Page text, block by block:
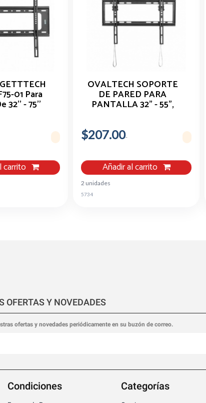
01 Para
32'' - 75''
carrito
OVALTECH SOPORTE
DE PARED PARA
PANTALLA 32" - 55",
$207.00
Añadir al carrito
2 unidades
5734
OFERTAS Y NOVEDADES
ofertas y novedades periódicamente en su buzón de correo.
Condiciones Categorías